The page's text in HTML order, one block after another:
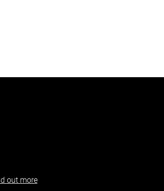
out more